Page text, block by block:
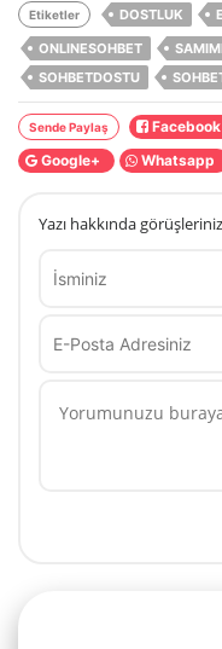
Etiketler DOSTLUK
ONLINESOHBET
SOHBETDOSTU
Sende Paylaş Facebook
Google+
Whatsapp
Yazı hakkında